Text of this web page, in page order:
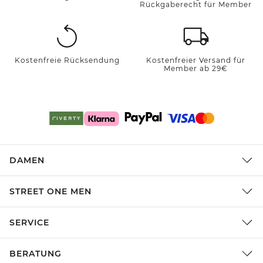
Rückgaberecht für Member
Kostenfreie Rücksendung
Kostenfreier Versand für
Member ab 29€
DAMEN
STREET ONE MEN
SERVICE
BERATUNG